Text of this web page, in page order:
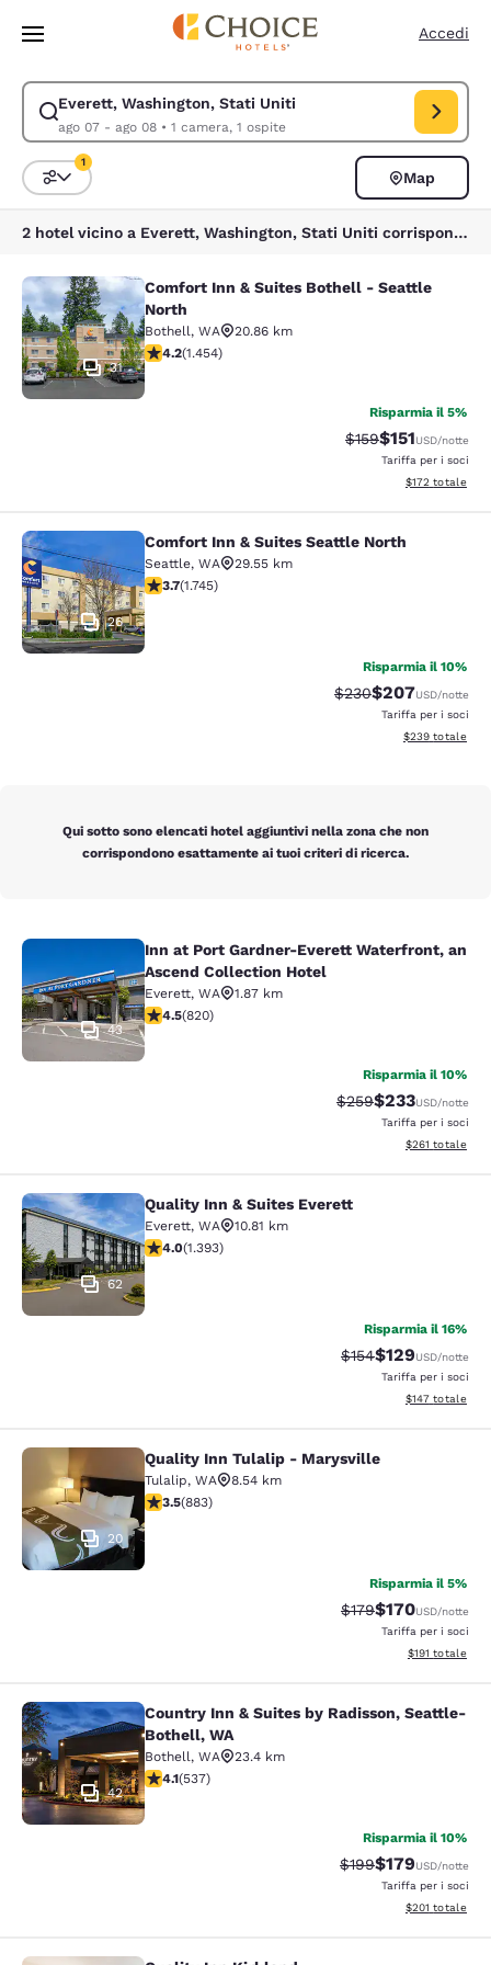
Vai A Contenuto Principale
Accedi
Everett, Washington, Stati Uniti
ago 07 - ago 08• 1 camera, 1 ospite
Modifica la ricerca per Everett, Washington, Stati Uniti. Data di
Ordina e filtra
1
Map
2 hotel vicino a Everett, Washington, Stati Uniti corrispondono ai tuoi filtri
Comfort Inn & Suites Bothell -
31
Comfort Inn & Suites Bothell - Seattle
North
Bothell, WA
20.86 km
Valutazione di 4.17 stelle. Molto buono. 1454
4.2(1.454)
Risparmia il 5%
Tariffa di
$159Tariffa
$151USD/notte
Tariffa per i soci
Visualizza i
$172 totale
Comfort Inn & Suites Seattle North
26
Comfort Inn & Suites Seattle North
Seattle, WA
29.55 km
Valutazione di 3.74 stelle. Buono. 1745 recensioni
3.7(1.745)
Risparmia il 10%
Tariffa di barratura:
$230Tariffa
$207USD/notte
Tariffa per i soci
Visualizza i
$239 totale
Qui sotto sono elencati hotel aggiuntivi nella zona che non
corrispondono esattamente ai tuoi criteri di ricerca.
Inn at Port Gardner-Everett
43
Inn at Port Gardner-Everett Waterfront, an
Ascend Collection Hotel
Everett, WA
1.87 km
Valutazione di 4.49 stelle. Ottimo. 820 recensioni
4.5(820)
Risparmia il 10%
Tariffa di barratura:
$259Tariffa
$233USD/notte
Tariffa per i soci
Visualizza i
$261 totale
Quality Inn & Suites Everett
62
Quality Inn & Suites Everett
Everett, WA
10.81 km
Valutazione di 3.98 stelle. Buono. 1393 recensioni
4.0(1.393)
Risparmia il 16%
Tariffa di barratura:
$154Tariffa
$129USD/notte
Tariffa per i soci
Visualizza i
$147 totale
Quality Inn Tulalip - Marysville
20
Quality Inn Tulalip - Marysville
Tulalip, WA
8.54 km
Valutazione di 3.53 stelle. Buono. 883 recensioni
3.5(883)
Risparmia il 5%
Tariffa di barratura:
$179Tariffa
$170USD/notte
Tariffa per i soci
Visualizza i
$191 totale
Country Inn & Suites by Radisson,
42
Country Inn & Suites by Radisson, Seattle-
Bothell, WA
Bothell, WA
23.4 km
Valutazione di 4.09 stelle. Molto buono. 537 recensioni
4.1(537)
Risparmia il 10%
Tariffa di barratura:
$199Tariffa
$179USD/notte
Tariffa per i soci
Visualizza i
$201 totale